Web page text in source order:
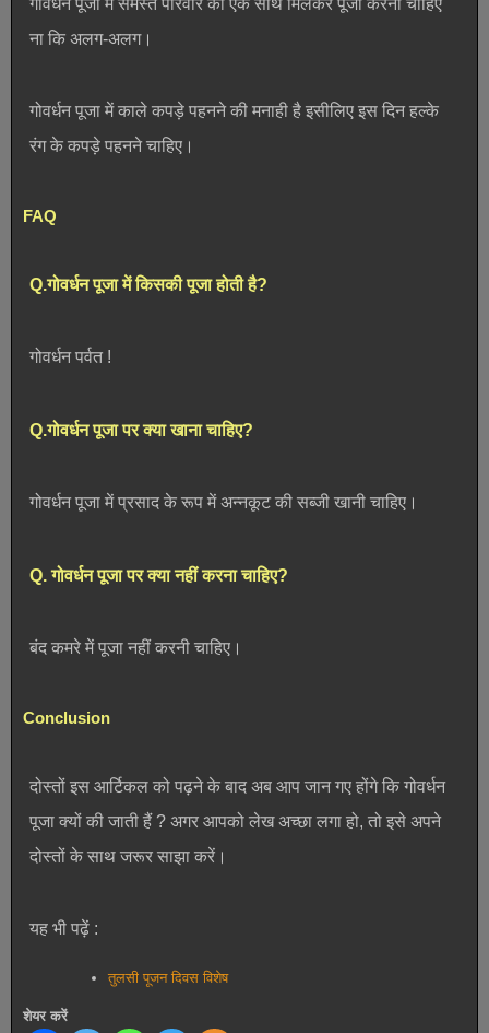
ना कि अलग-अलग।
गोवर्धन पूजा में काले कपड़े पहनने की मनाही है इसीलिए इस दिन हल्के
रंग के कपड़े पहनने चाहिए।
FAQ
Q.गोवर्धन पूजा में किसकी पूजा होती है?
गोवर्धन पर्वत !
Q.गोवर्धन पूजा पर क्या खाना चाहिए?
गोवर्धन पूजा में प्रसाद के रूप में अन्नकूट की सब्जी खानी चाहिए।
Q. गोवर्धन पूजा पर क्या नहीं करना चाहिए?
बंद कमरे में पूजा नहीं करनी चाहिए।
Conclusion
दोस्तों इस आर्टिकल को पढ़ने के बाद अब आप जान गए होंगे कि गोवर्धन
पूजा क्यों की जाती हैं ? अगर आपको लेख अच्छा लगा हो, तो इसे अपने
दोस्तों के साथ जरूर साझा करें।
यह भी पढ़ें :
तुलसी पूजन दिवस विशेष
शेयर करें